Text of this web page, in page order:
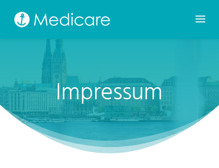
Impressum